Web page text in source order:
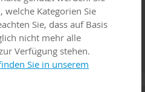
welche Kategorien Sie
Sie, dass auf Basis
nicht mehr alle
Verfügung stehen.
Sie in unserem
Bürger gibt es eine Hotline des
Lebensmittelsicherheit, an
wenden können: